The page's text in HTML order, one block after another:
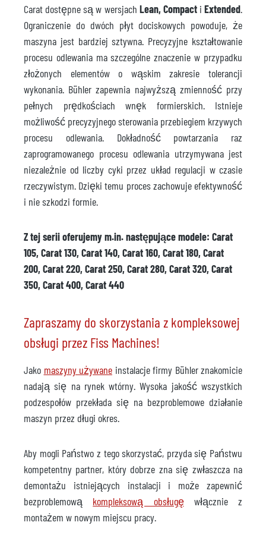
Carat dostępne są w wersjach Lean, Compacti Extended.
Ograniczenie do dwóch płyt dociskowych powoduje, że
maszyna jest bardziej sztywna. Precyzyjne kształtowanie
procesu odlewania ma szczególne znaczenie w przypadku
złożonych elementów o wąskim zakresie tolerancji
wykonania. Bühler zapewnia najwyższą zmienność przy
pełnych prędkościach wnęk formierskich. Istnieje
możliwość precyzyjnego sterowania przebiegiem krzywych
procesu odlewania. Dokładność powtarzania raz
zaprogramowanego procesu odlewania utrzymywana jest
niezależnie od liczby cyki przez układ regulacji w czasie
rzeczywistym. Dzięki temu proces zachowuje efektywność
i nie szkodzi formie.
Z tej serii oferujemy m.in. następujące modele: Carat
105, Carat 130, Carat 140, Carat 160, Carat 180, Carat
200, Carat 220, Carat 250, Carat 280, Carat 320, Carat
350, Carat 400, Carat 440
Zapraszamy do skorzystania z kompleksowej
obsługi przez Fiss Machines!
Jako maszyny używane instalacje firmy Bühler znakomicie
nadają się na rynek wtórny. Wysoka jakość wszystkich
podzespołów przekłada się na bezproblemowe działanie
maszyn przez długi okres.
Aby mogli Państwo z tego skorzystać, przyda się Państwu
kompetentny partner, który dobrze zna się zwłaszcza na
demontażu istniejących instalacji i może zapewnić
bezproblemową kompleksową obsługęwłącznie z
montażem w nowym miejscu pracy.